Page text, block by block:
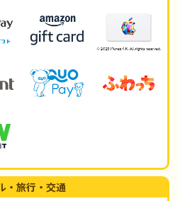
・旅行・交通